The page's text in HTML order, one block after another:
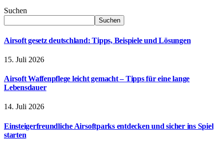
Suchen
Suchen
Airsoft gesetz deutschland: Tipps, Beispiele und Lösungen
15. Juli 2026
Airsoft Waffenpflege leicht gemacht – Tipps für eine lange
Lebensdauer
14. Juli 2026
Einsteigerfreundliche Airsoftparks entdecken und sicher ins Spiel
starten